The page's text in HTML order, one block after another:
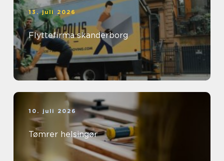
13. juli 2026
Flyttefirma skanderborg
10. juli 2026
Tømrer helsingør